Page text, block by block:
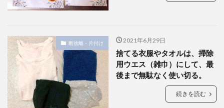
断捨離・片付け 2021年6月29日
捨てる衣服やタオルは、掃除
用ウエス（雑巾）にして、最
後まで無駄なく使い切る。
続きを読む